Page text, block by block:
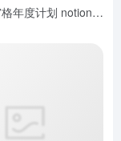
曼陀罗九宫格年度计划 notion模板游戏化